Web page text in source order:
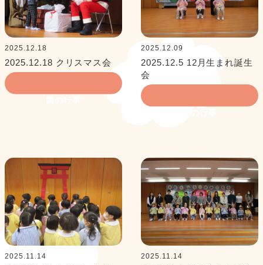
2025.12.18
2025.12.18 クリスマス会
2025.12.09
2025.12.5 12月生まれ誕生
会
2025.11.14 2025.11.14